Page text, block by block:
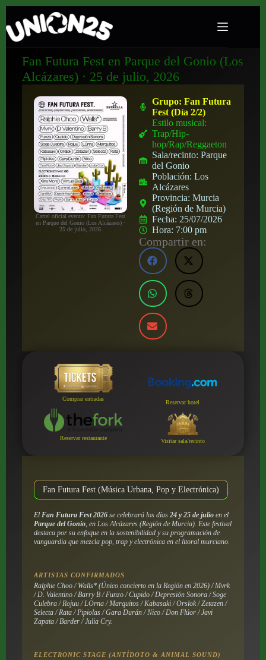
Fan Futura Fest en Parque del Gonio (Los
Alcázares) · 25 de julio, 2026
Cartel oficial evento: Fan Futura Fest
en Parque del Gonio (Los Alcázares) ·
25 de julio, 2026
Grupo:Fan Futura
Fest (Día 2/2)
Estilo musical:
Trap/Hip-
hop/Rap/Reggaeton
Sala/recinto:Parque
del Gonio
Población:Los
Alcázares
Provincia:Murcia
(Región de Murcia)
Fecha: 25/07/2026
Hora: 7:00 pm
Compartir en:
Comprar entradas
Reservar hotel
Reservar restaurante Visitar sala/recinto
Fan Futura Fest (Música Urbana, Pop y Electrónica)
El Fan Futura Fest 2026se celebrará los días 24 y 25 de julioen el
Parque del Gonio, en Los Alcázares (Región de Murcia). Este festival
destaca por su enfoque en la sostenibilidad y su programación de
vanguardia que mezcla pop, trap y electrónica en el litoral murciano.
ARTISTAS CONFIRMADOS
Ralphie Choo / Walls* (Único concierto en la Región en 2026) / Mvrk
/ D. Valentino / Barry B / Funzo / Cupido / Depresión Sonora / Soge
Culebra / Rojuu / LOrna / Marquitos / Kabasaki / Orslok / Zetazen /
Selecta / Rata / Pipiolas / Gara Durán / Nico / Don Flúor / Javi
Zapata / Barder / Julia Cry.
ELECTRONIC STAGE (ANTÍDOTO & ANIMAL SOUND)